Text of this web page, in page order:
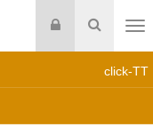
Suche
Login
click-TT